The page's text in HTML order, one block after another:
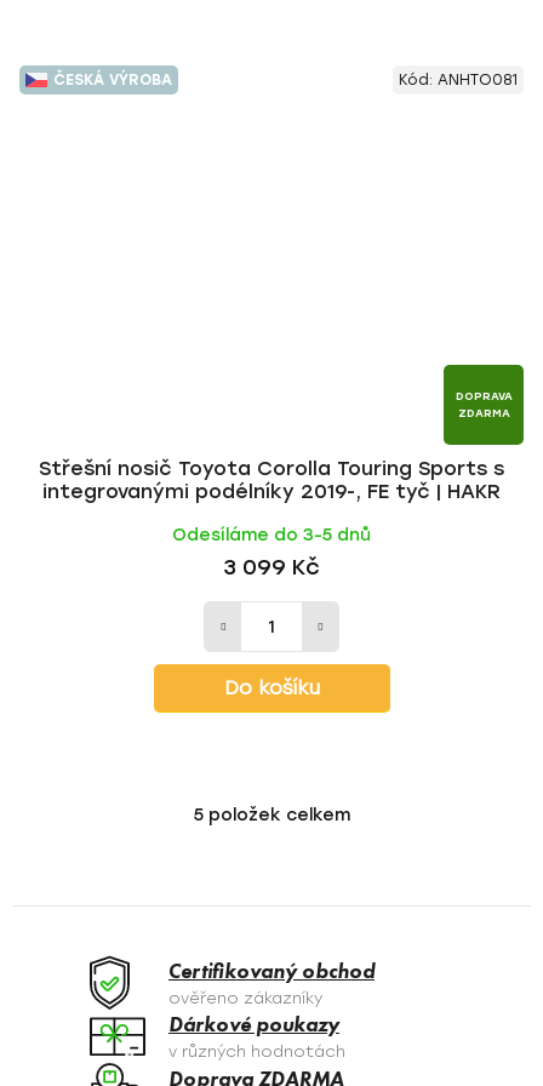
ČESKÁ VÝROBA
DOPRAVA
ZDARMA
Střešní nosič Toyota Corolla Touring Sports s
integrovanými podélníky 2019-, FE tyč | HAKR
Odesíláme do 3-5 dnů
3 099 Kč
Do košíku
Kód: ANHTO081
O
á
c
í
p
r
5položek celkem
Certifikovaný obchod
ověřeno zákazníky
Dárkové poukazy
v různých hodnotách
Doprava ZDARMA